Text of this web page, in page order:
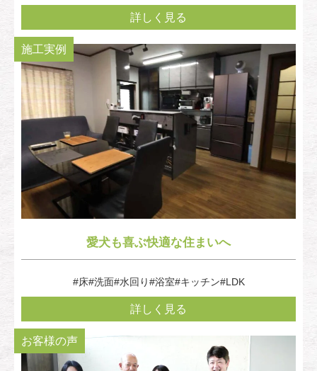
詳しく見る
施工実例
愛犬も喜ぶ快適な住まいへ
#床#洗面#水回り#浴室#キッチン#LDK
詳しく見る
お客様の声